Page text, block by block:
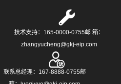
技术支持：165-0000-0755邮 箱：
zhangyucheng@gkj-eip.com
联系总经理：167-8888-0755邮